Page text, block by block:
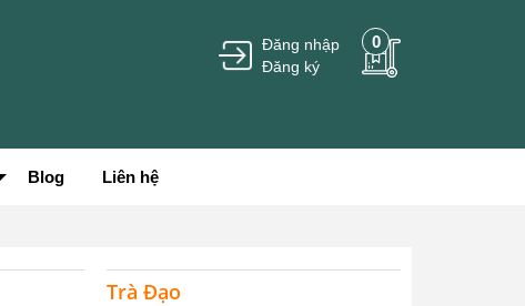
Đăng nhập
Đăng ký
0
Blog Liên hệ
Trà Đạo